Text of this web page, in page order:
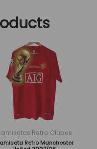
Retro Clubes
Retro Manchester
El
precio
original
era:
89,95 €.
es:
Este
producto
tiene
múltiples
variantes.
Las
opciones
se
pueden